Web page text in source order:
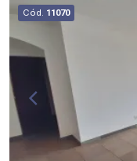
Cód. 11070